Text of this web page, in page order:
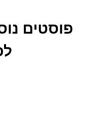
פוסטים